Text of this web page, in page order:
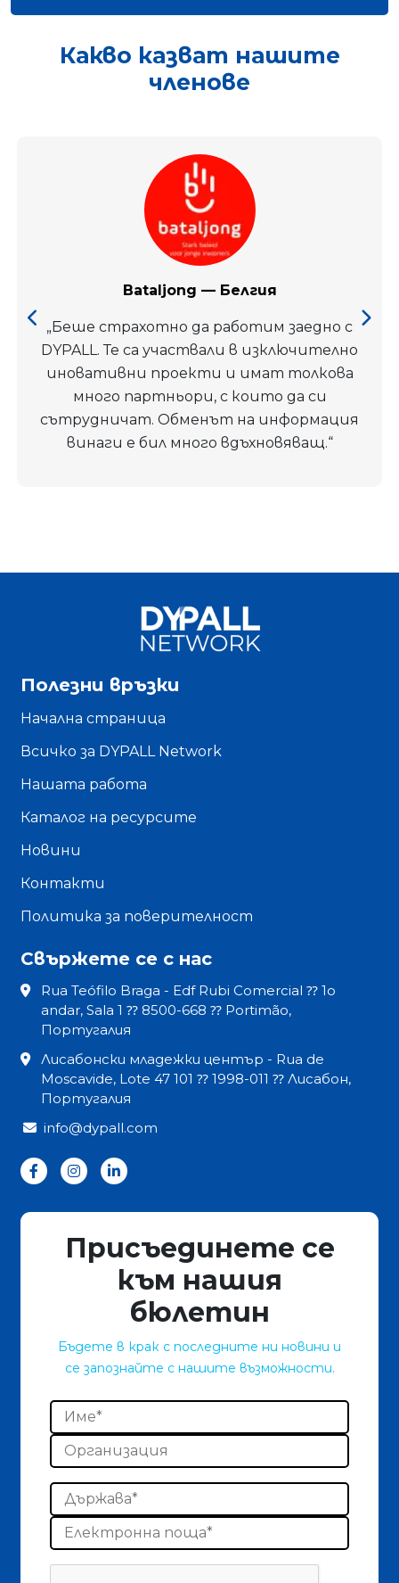
Какво казват нашите
членове
Bataljong — Белгия
„Беше страхотно да работим заедно с
DYPALL. Те са участвали в изключително
иновативни проекти и имат толкова
много партньори, с които да си
сътрудничат. Обменът на информация
винаги е бил много вдъхновяващ.“
Полезни връзки
Начална страница
Всичко за DYPALL Network
Нашата работа
Каталог на ресурсите
Новини
Контакти
Политика за поверителност
Свържете се с нас
Rua Teófilo Braga - Edf Rubi Comercial ⁇ 1o
andar, Sala 1 ⁇ 8500-668 ⁇ Portimão,
Португалия
Лисабонски младежки център - Rua de
Moscavide, Lote 47 101 ⁇ 1998-011 ⁇ Лисабон,
Португалия
info@dypall.com
Присъединете се
към нашия
бюлетин
Бъдете в крак с последните ни новини и
се запознайте с нашите възможности.